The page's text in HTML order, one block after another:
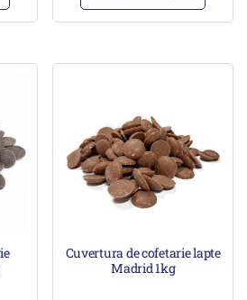
Cuvertura de cofetarie lapte
Madrid 1kg